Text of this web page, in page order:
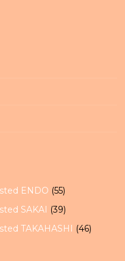
ENDO (55)
SAKAI (39)
TAKAHASHI (46)